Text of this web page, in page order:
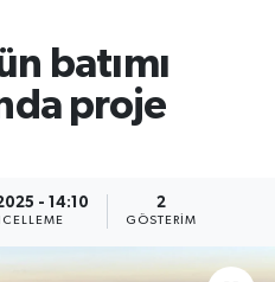
batımı
proje
- 14:10 2
GÖSTERIM
ve Fikstür